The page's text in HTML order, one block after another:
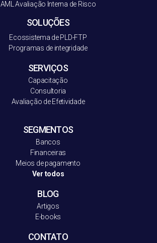
AML Avaliação Interna de Risco
SOLUÇÕES
Ecossistema de PLD-FTP
Programas de integridade
SERVIÇOS
Capacitação
Consultoria
Avaliação de Efetividade
SEGMENTOS
Bancos
Financeiras
Meios de pagamento
Ver todos
BLOG
Artigos
E-books
CONTATO